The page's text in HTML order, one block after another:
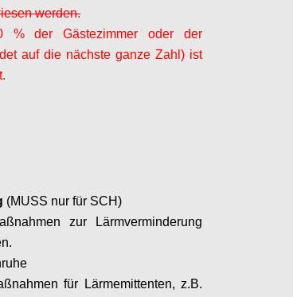
werden.
% der Gästezimmer oder der
auf die nächste ganze Zahl) ist
(MUSS nur für SCH)
zur Lärmverminderung
für Lärmemittenten, z.B.